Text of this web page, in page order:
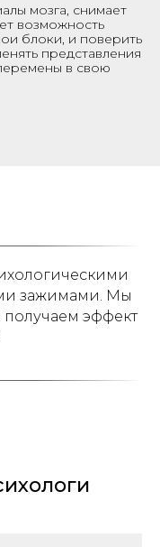
мозга, снимает
возможность
блоки, и поверить
представления
в свою
зажимами. Мы
эффект